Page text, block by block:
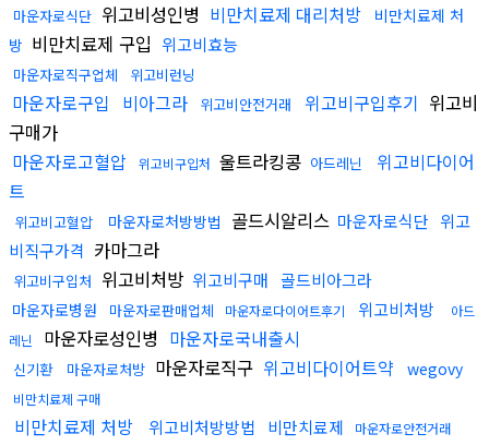
마운자로식단 위고비성인병 비만치료제 대리처방
비만치료제 처
방 비만치료제 구입 위고비효능
마운자로직구업체 위고비런닝
마운자로구입 비아그라 위고비안전거래 위고비구입후기 위고비
구매가
마운자로고혈압
위고비구입처 울트라킹콩 아드레닌
위고비다이어
트
위고비고혈압 마운자로처방방법 골드시알리스 마운자로식단 위고
비직구가격 카마그라
위고비구입처 위고비처방 위고비구매 골드비아그라
마운자로병원 마운자로판매업체 마운자로다이어트후기 위고비처방
아드
레닌
마운자로성인병 마운자로국내출시
신기환 마운자로처방 마운자로직구 위고비다이어트약 wegovy
비만치료제 구매
비만치료제 처방 위고비처방방법 비만치료제 마운자로안전거래